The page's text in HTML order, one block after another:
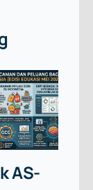
AS-